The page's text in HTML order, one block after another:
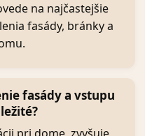
na najčastejšie
fasády, bránky a
fasády a vstupu